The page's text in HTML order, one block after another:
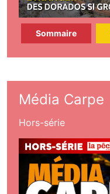
Sommaire
Média Carpe
Hors-série